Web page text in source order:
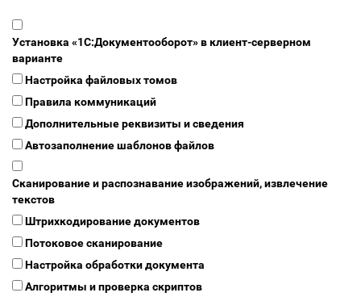
Установка «1С:Документооборот» в клиент-серверном
варианте
Настройка файловых томов
Правила коммуникаций
Дополнительные реквизиты и сведения
Автозаполнение шаблонов файлов
Сканирование и распознавание изображений, извлечение
текстов
Штрихкодирование документов
Потоковое сканирование
Настройка обработки документа
Алгоритмы и проверка скриптов